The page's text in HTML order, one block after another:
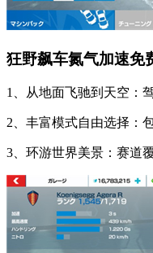
狂野飙车氮气加速免
1、从地面飞驰到天空：
2、丰富模式自由选择：
3、环游世界美景：赛道